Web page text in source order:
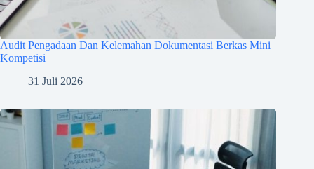
Audit Pengadaan Dan Kelemahan Dokumentasi Berkas Mini
Kompetisi
31 Juli 2026